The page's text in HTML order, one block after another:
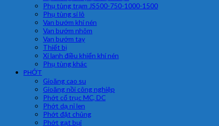
Phụ tùng trạm JS500-750-1000-1500
Phụ tùng si lô
Van bướm khí nén
Van bướm nhôm
Van bướm tay
Thiết bị
Xi lanh điều khiển khí nén
Phụ tùng khác
PHỚT
Gioăng cao su
Gioăng nồi công nghiệp
Phớt cổ trục MC, DC
Phớt dạ nỉ len
Phớt đặt chủng
Phớt gạt bụi